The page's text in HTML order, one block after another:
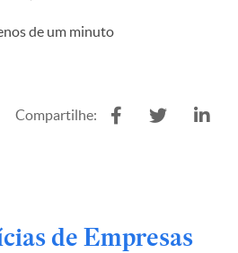
de um minuto
Compartilhe:
de Empresas